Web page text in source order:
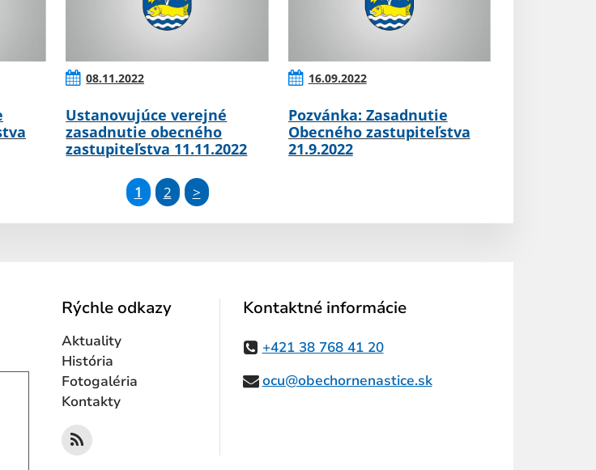
08.11.2022
Ustanovujúce verejné
zasadnutie obecného
zastupiteľstva 11.11.2022
16.09.2022
Pozvánka: Zasadnutie
Obecného zastupiteľstva
21.9.2022
1 2 >
správy...
Rýchle odkazy
Aktuality
História
Fotogaléria
Kontakty
Kontaktné informácie
+421 38 768 41 20
ocu@obechornenastice.sk